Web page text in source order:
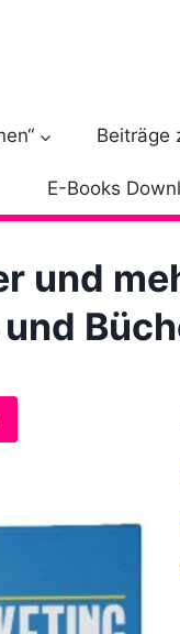
Beiträge
E-Books
und